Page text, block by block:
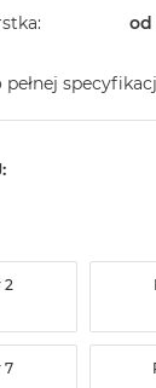
od
pełnej
2
7